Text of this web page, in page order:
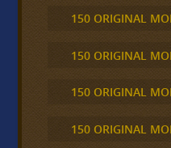
150 ORIGINAL
150 ORIGINAL
150 ORIGINAL
150 ORIGINAL